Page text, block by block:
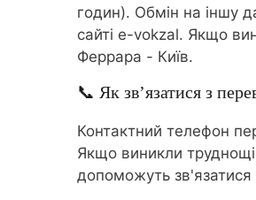
годин). Обмін на іншу
сайті e-vokzal. Якщо
Феррара - Київ.
📞 Як зв’язатися з
Контактний телефон
Якщо виникли
допоможуть зв'язатися